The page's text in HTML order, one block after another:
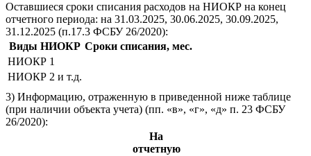
Оставшиеся сроки списания расходов на НИОКР на конец
отчетного периода: на 31.03.2025, 30.06.2025, 30.09.2025,
31.12.2025 (п.17.3 ФСБУ 26/2020):
Виды НИОКР Сроки списания, мес.
НИОКР 1
НИОКР 2 и т.д.
3) Информацию, отраженную в приведенной ниже таблице
(при наличии объекта учета) (пп. «в», «г», «д» п. 23 ФСБУ
26/2020):
На
отчетную